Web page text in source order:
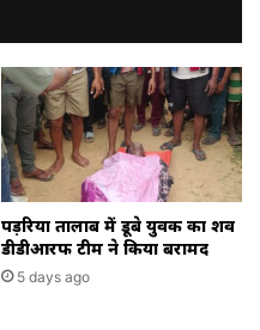
पड़रिया तालाब में डूबे युवक का शव
डीडीआरफ टीम ने किया बरामद
5 days ago